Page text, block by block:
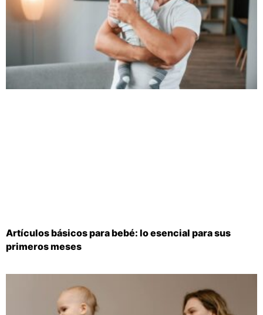
Artículos básicos para bebé: lo esencial para sus
primeros meses